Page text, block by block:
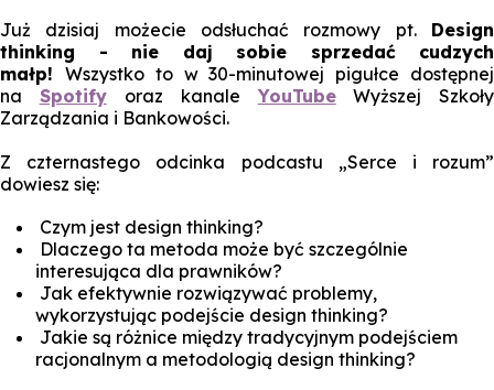
Już dzisiaj możecie odsłuchać rozmowy pt. Design
thinking - nie daj sobie sprzedać cudzych
małp! Wszystko to w 30-minutowej pigułce dostępnej
na Spotify oraz kanale YouTubeWyższej Szkoły
Zarządzania i Bankowości.
Z czternastego odcinka podcastu „Serce i rozum”
dowiesz się:
Czym jest design thinking?
Dlaczego ta metoda może być szczególnie
interesująca dla prawników?
Jak efektywnie rozwiązywać problemy,
wykorzystując podejście design thinking?
Jakie są różnice między tradycyjnym podejściem
racjonalnym a metodologią design thinking?